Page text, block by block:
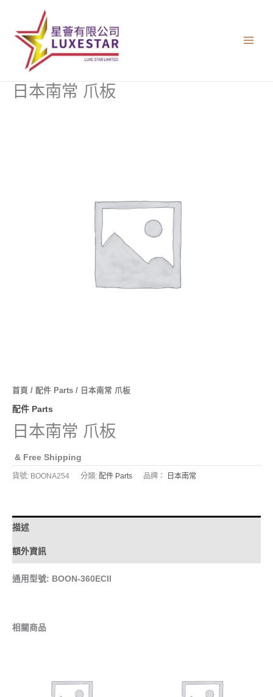
日本南常 爪板
首頁 / 配件 Parts / 日本南常 爪板
配件 Parts
日本南常 爪板
& Free Shipping
貨號: BOONA254 分類: 配件 Parts 品牌： 日本南常
描述
額外資訊
通用型號: BOON-360ECII
相關商品